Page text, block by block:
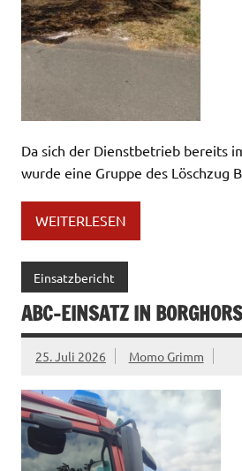
Da sich der Dienstbetrieb bereits
wurde eine Gruppe des Löschzug
WEITERLESEN
Einsatzbericht
ABC-EINSATZ IN
25. Juli 2026 Momo Grimm